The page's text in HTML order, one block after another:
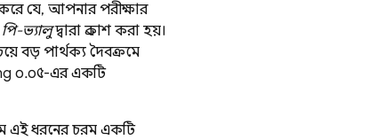
যে, আপনার পরীক্ষার
পি-ভ্যালুদ্বারা প্রকাশ করা হয়।
বড় পার্থক্য দৈবক্রমে
০.০৫-এর একটি
এই ধরনের চরম একটি